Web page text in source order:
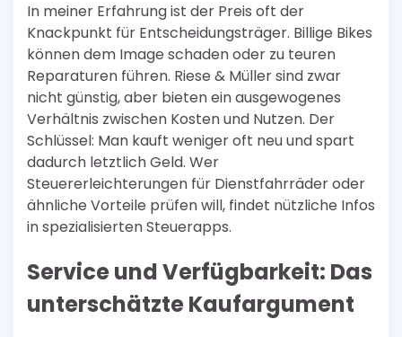
In meiner Erfahrung ist der Preis oft der
Knackpunkt für Entscheidungsträger. Billige Bikes
können dem Image schaden oder zu teuren
Reparaturen führen. Riese & Müller sind zwar
nicht günstig, aber bieten ein ausgewogenes
Verhältnis zwischen Kosten und Nutzen. Der
Schlüssel: Man kauft weniger oft neu und spart
dadurch letztlich Geld. Wer
Steuererleichterungen für Dienstfahrräder oder
ähnliche Vorteile prüfen will, findet nützliche Infos
in spezialisierten Steuerapps.
Service und Verfügbarkeit: Das
unterschätzte Kaufargument